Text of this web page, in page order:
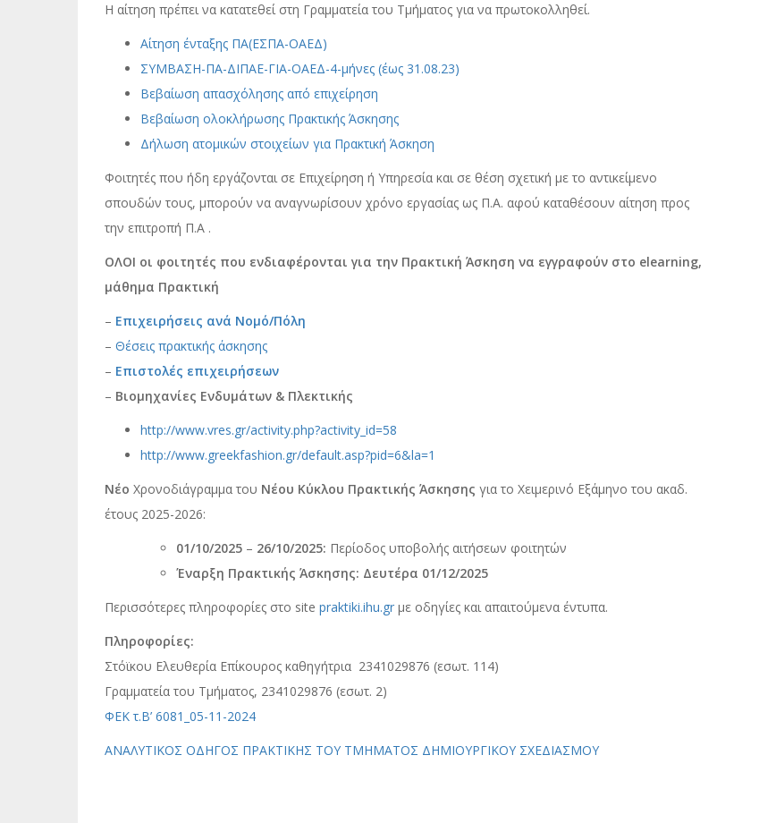
Η αίτηση πρέπει να κατατεθεί στη Γραμματεία του Τμήματος για να πρωτοκολληθεί.
Αίτηση ένταξης ΠΑ(ΕΣΠΑ-ΟΑΕΔ)
ΣΥΜΒΑΣΗ-ΠΑ-ΔΙΠΑΕ-ΓΙΑ-ΟΑΕΔ-4-μήνες (έως 31.08.23)
Βεβαίωση απασχόλησης από επιχείρηση
Βεβαίωση ολοκλήρωσης Πρακτικής Άσκησης
Δήλωση ατομικών στοιχείων για Πρακτική Άσκηση
Φοιτητές που ήδη εργάζονται σε Επιχείρηση ή Υπηρεσία και σε θέση σχετική με το αντικείμενο
σπουδών τους, μπορούν να αναγνωρίσουν χρόνο εργασίας ως Π.Α. αφού καταθέσουν αίτηση προς
την επιτροπή Π.Α .
ΟΛΟΙ οι φοιτητές που ενδιαφέρονται για την Πρακτική Άσκηση να εγγραφούν στο elearning,
μάθημα Πρακτική
– Επιχειρήσεις ανά Νομό/Πόλη
– Θέσεις πρακτικής άσκησης
– Επιστολές επιχειρήσεων
– Βιομηχανίες Ενδυμάτων & Πλεκτικής
http://www.vres.gr/activity.php?activity_id=58
http://www.greekfashion.gr/default.asp?pid=6&la=1
Νέο Χρονοδιάγραμμα του Νέου Κύκλου Πρακτικής Άσκησης για το Χειμερινό Εξάμηνο του ακαδ.
έτους 2025-2026:
01/10/2025 – 26/10/2025: Περίοδος υποβολής αιτήσεων φοιτητών
Έναρξη Πρακτικής Άσκησης: Δευτέρα 01/12/2025
Περισσότερες πληροφορίες στο site praktiki.ihu.gr με οδηγίες και απαιτούμενα έντυπα.
Πληροφορίες:
Στόϊκου Ελευθερία Επίκουρος καθηγήτρια 2341029876 (εσωτ. 114)
Γραμματεία του Τμήματος, 2341029876 (εσωτ. 2)
ΦΕΚ τ.Β’ 6081_05-11-2024
ΑΝΑΛΥΤΙΚΟΣ ΟΔΗΓΟΣ ΠΡΑΚΤΙΚΗΣ ΤΟΥ ΤΜΗΜΑΤΟΣ ΔΗΜΙΟΥΡΓΙΚΟΥ ΣΧΕΔΙΑΣΜΟΥ